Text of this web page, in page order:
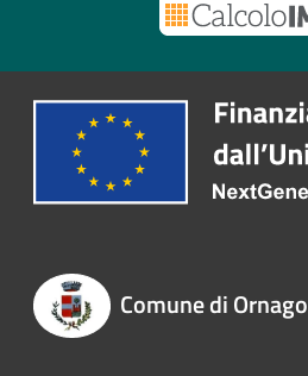
Comune di Ornago